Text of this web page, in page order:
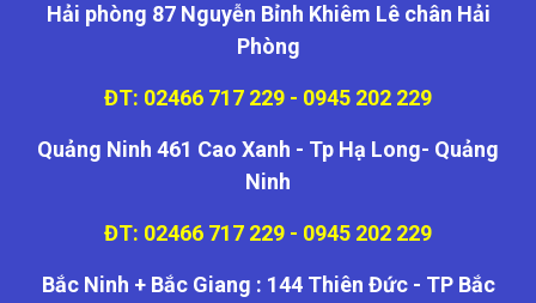
Hải phòng 87 Nguyễn Bỉnh Khiêm Lê chân Hải
Phòng
ĐT: 02466 717 229 - 0945 202 229
Quảng Ninh 461 Cao Xanh - Tp Hạ Long- Quảng
Ninh
ĐT: 02466 717 229 - 0945 202 229
Bắc Ninh + Bắc Giang : 144 Thiên Đức - TP Bắc